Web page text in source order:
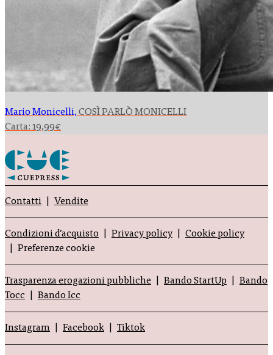
Mario Monicelli,COSÌ PARLÒ MONICELLI
Carta: 19,99€
Contatti Vendite
Condizioni d’acquisto Privacy policy
Cookie policy
Preferenze cookie
Trasparenza erogazioni pubbliche Bando StartUp
Bando
Tocc
Bando Icc
Instagram Facebook Tiktok